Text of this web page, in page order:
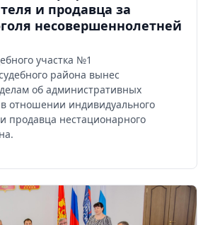
и продавца за
несовершеннолетней
участка №1
района вынес
об административных
отношении индивидуального
продавца нестационарного